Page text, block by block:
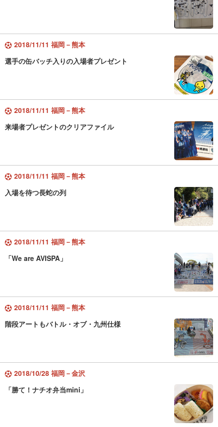
2018/11/11 福岡－熊本
選手の缶バッチ入りの入場者プレゼント
2018/11/11 福岡－熊本
来場者プレゼントのクリアファイル
2018/11/11 福岡－熊本
入場を待つ長蛇の列
2018/11/11 福岡－熊本
「We are AVISPA」
2018/11/11 福岡－熊本
階段アートもバトル・オブ・九州仕様
2018/10/28 福岡－金沢
「勝て！ナチオ弁当mini」